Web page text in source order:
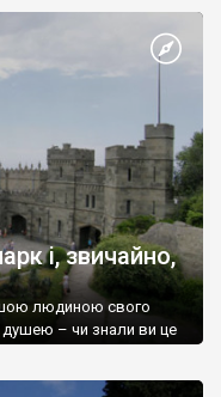
і, звичайно,
людиною свого
душею – чи знали ви це